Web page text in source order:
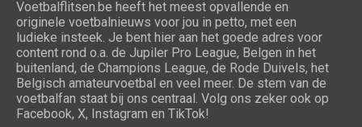
Voetbalflitsen.be heeft het meest opvallende en
originele voetbalnieuws voor jou in petto, met een
ludieke insteek. Je bent hier aan het goede adres voor
content rond o.a. de Jupiler Pro League, Belgen in het
buitenland, de Champions League, de Rode Duivels, het
Belgisch amateurvoetbal en veel meer. De stem van de
voetbalfan staat bij ons centraal. Volg ons zeker ook op
Facebook, X, Instagram en TikTok!